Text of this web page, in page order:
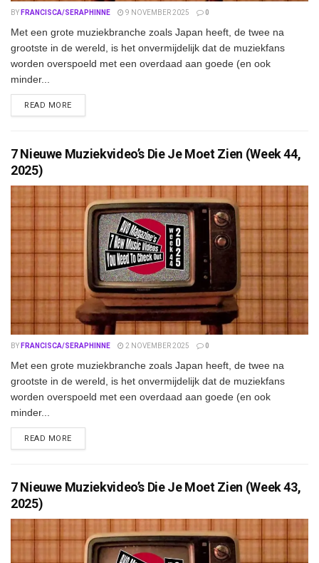
BY FRANCISCA/SERAPHINNE 9 NOVEMBER 2025 0
Met een grote muziekbranche zoals Japan heeft, de twee na
grootste in de wereld, is het onvermijdelijk dat de muziekfans
worden overspoeld met een overdaad aan goede (en ook
minder...
READ MOREDETAILS
7 Nieuwe Muziekvideo’s Die Je Moet Zien (Week 44,
2025)
BY FRANCISCA/SERAPHINNE 2 NOVEMBER 2025 0
Met een grote muziekbranche zoals Japan heeft, de twee na
grootste in de wereld, is het onvermijdelijk dat de muziekfans
worden overspoeld met een overdaad aan goede (en ook
minder...
READ MOREDETAILS
7 Nieuwe Muziekvideo’s Die Je Moet Zien (Week 43,
2025)